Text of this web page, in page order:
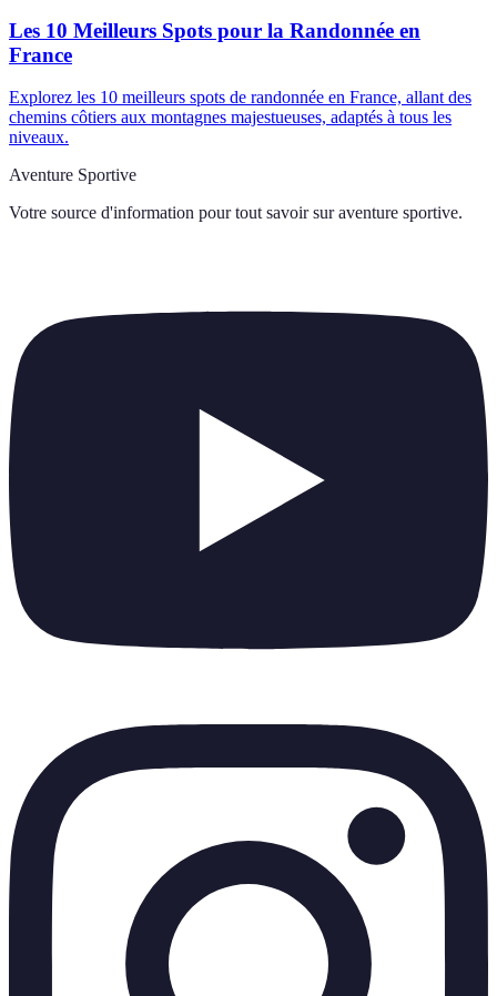
Les 10 Meilleurs Spots pour la Randonnée en
France
Explorez les 10 meilleurs spots de randonnée en France, allant des
chemins côtiers aux montagnes majestueuses, adaptés à tous les
niveaux.
Aventure Sportive
Votre source d'information pour tout savoir sur aventure sportive.